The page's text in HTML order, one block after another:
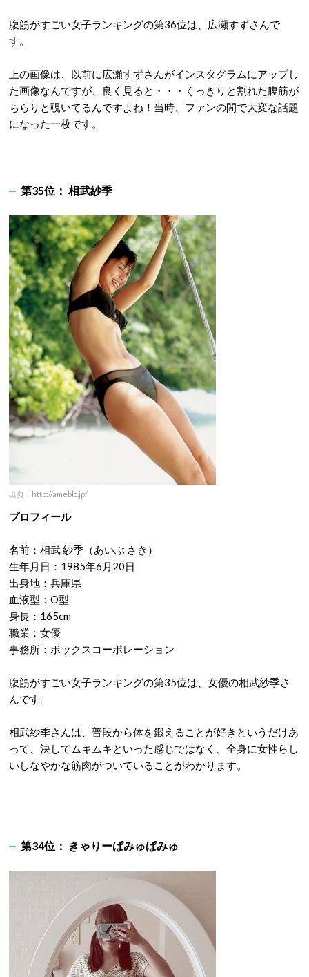
腹筋がすごい女子ランキングの第36位は、広瀬すずさんで
す。
上の画像は、以前に広瀬すずさんがインスタグラムにアップし
た画像なんですが、良く見ると・・・くっきりと割れた腹筋が
ちらりと覗いてるんですよね！当時、ファンの間で大変な話題
になった一枚です。
第35位： 相武紗季
出典：http://ameblo.jp/
プロフィール
名前：相武 紗季（あいぶ さき）
生年月日：1985年6月20日
出身地：兵庫県
血液型：O型
身長：165cm
職業：女優
事務所：ボックスコーポレーション
腹筋がすごい女子ランキングの第35位は、女優の相武紗季さ
んです。
相武紗季さんは、普段から体を鍛えることが好きというだけあ
って、決してムキムキといった感じではなく、全身に女性らし
いしなやかな筋肉がついていることがわかります。
第34位： きゃりーぱみゅぱみゅ